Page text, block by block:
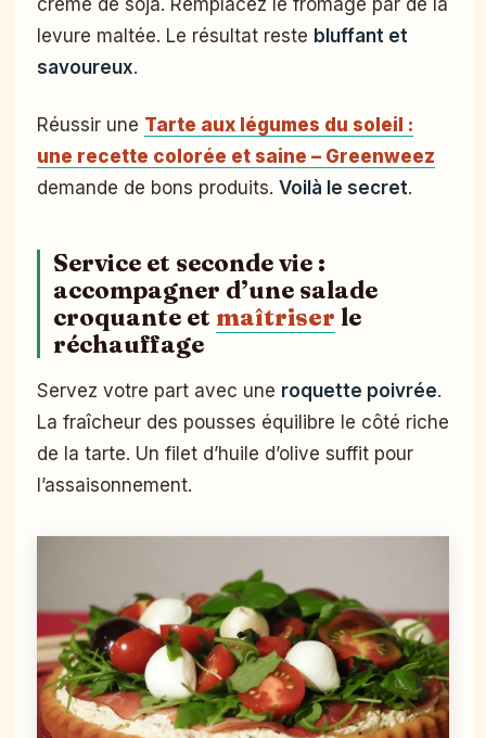
levure maltée. Le résultat reste bluffant et
savoureux.
Réussir une Tarte aux légumes du soleil :
une recette colorée et saine – Greenweez
demande de bons produits. Voilà le secret.
Service et seconde vie :
accompagner d’une salade
croquante et maîtriser le
réchauffage
Servez votre part avec une roquette poivrée.
La fraîcheur des pousses équilibre le côté riche
de la tarte. Un filet d’huile d’olive suffit pour
l’assaisonnement.